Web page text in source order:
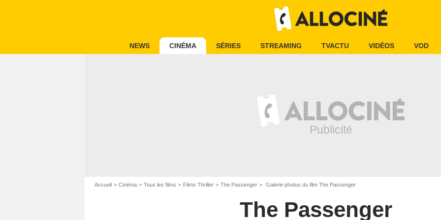
NEWS CINÉMA SÉRIES STREAMING TVACTU VIDÉOS VOD
Accueil Cinéma Tous les films Films Thriller The Passenger Galerie photos du film The Passenger
The Passenger